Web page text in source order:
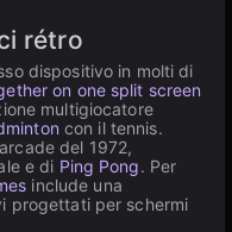
rétro
dispositivo in molti di
on one split screen
multigiocatore
con il tennis.
del 1972,
e di Ping Pong. Per
include una
progettati per schermi